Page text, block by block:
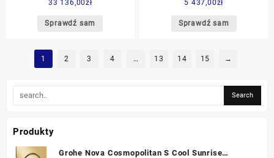
40kW
33 136,00zł
Sprawdź sam
(20130770)
5 437,00zł
Sprawdź sam
1 2 3 4 … 13 14 15 →
Produkty
Grohe Nova Cosmopolitan S Cool Sunrise